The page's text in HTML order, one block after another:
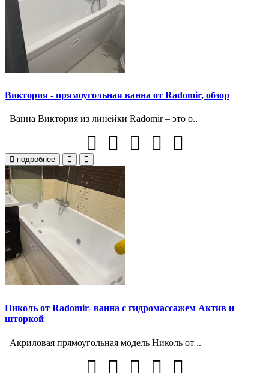
Виктория - прямоугольная ванна от Radomir, обзор
Ванна Виктория из линейки Radomir – это о..
подробнее
Николь от Radomir- ванна с гидромассажем Актив и
шторкой
Акриловая прямоугольная модель Николь от ..